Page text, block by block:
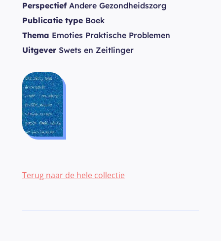
PerspectiefAndere Gezondheidszorg
Publicatie type Boek
Thema Emoties Praktische Problemen
Uitgever Swets en Zeitlinger
Terug naar de hele collectie